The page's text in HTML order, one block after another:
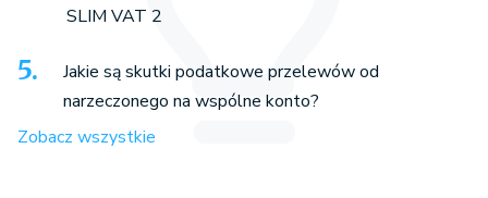
SLIM VAT 2
Jakie są skutki podatkowe przelewów od
narzeczonego na wspólne konto?
Zobacz wszystkie